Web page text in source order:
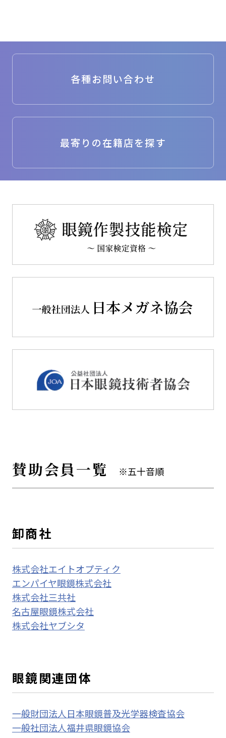
各種お問い合わせ
最寄りの在籍店を探す
賛助会員一覧 ※五十音順
卸商社
株式会社エイトオプティク
エンパイヤ眼鏡株式会社
株式会社三共社
名古屋眼鏡株式会社
株式会社ヤブシタ
眼鏡関連団体
一般財団法人日本眼鏡普及光学器検査協会
一般社団法人福井県眼鏡協会